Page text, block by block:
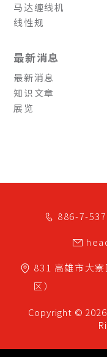
马达缠线机
线性规
最新消息
最新消息
知识文章
展览
886-7-
831 高雄市大
区）
Copyright ©